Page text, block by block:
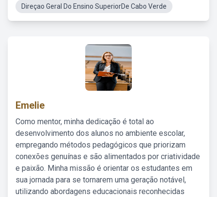
Direçao Geral Do Ensino SuperiorDe Cabo Verde
Emelie
Como mentor, minha dedicação é total ao
desenvolvimento dos alunos no ambiente escolar,
empregando métodos pedagógicos que priorizam
conexões genuínas e são alimentados por criatividade
e paixão. Minha missão é orientar os estudantes em
sua jornada para se tornarem uma geração notável,
utilizando abordagens educacionais reconhecidas